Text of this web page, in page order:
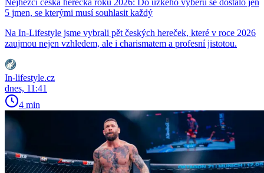
Nejhezčí česká herečka roku 2026: Do úzkého výběru se dostalo jen
5 jmen, se kterými musí souhlasit každý
Na In-Lifestyle jsme vybrali pět českých hereček, které v roce 2026
zaujmou nejen vzhledem, ale i charismatem a profesní jistotou.
In-lifestyle.cz
dnes, 11:41
4 min